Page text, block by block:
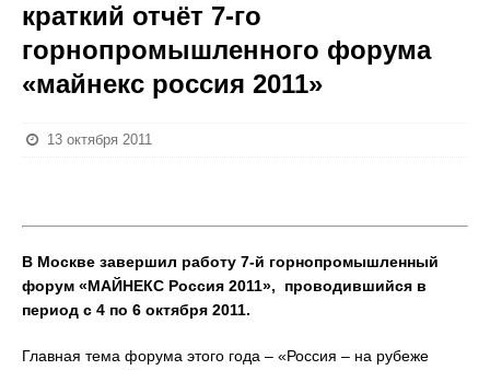
краткий отчёт 7-го
горнопромышленного форума
«майнекс россия 2011»
13 октября 2011
В Москве завершил работу 7-й горнопромышленный
форум «МАЙНЕКС Россия 2011», проводившийся в
период с 4 по 6 октября 2011.
Главная тема форума этого года – «Россия – на рубеже